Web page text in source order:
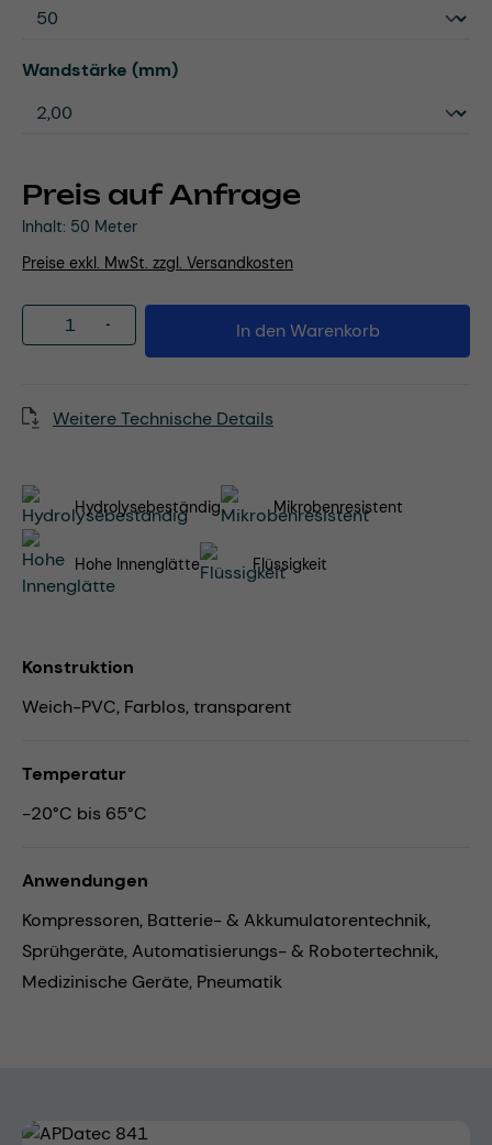
Preis auf Anfrage
Inhalt: 50 Meter
Preise exkl. MwSt. zzgl. Versandkosten
Wandstärke (mm)auswählen
Produkt Anzahl: Gib den gewünschten
In den Warenkorb
Weitere Technische Details
Hydrolysebeständig Mikrobenresistent
Hohe Innenglätte Flüssigkeit
Konstruktion
Weich-PVC, Farblos, transparent
Temperatur
-20°C bis 65°C
Anwendungen
Kompressoren, Batterie- & Akkumulatorentechnik,
Sprühgeräte,Automatisierungs- & Robotertechnik,
Medizinische Geräte, Pneumatik
Bildergalerie überspringen